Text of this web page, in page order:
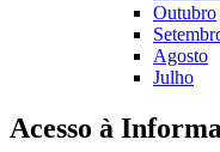
Outubro
Agosto
Julho
Acesso à